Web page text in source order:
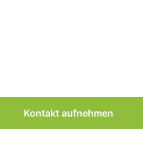
Kontakt aufnehmen